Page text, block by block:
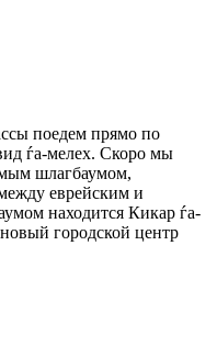
поедем прямо по
ѓа-мелех. Скоро мы
шлагбаумом,
еврейским и
находится Кикар ѓа-
городской центр